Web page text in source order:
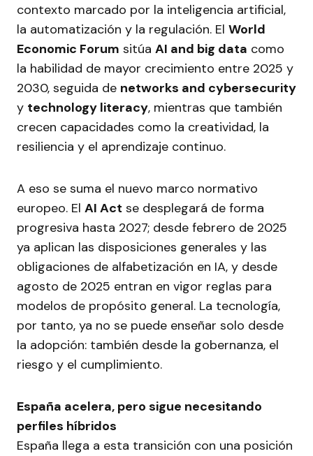
contexto marcado por la inteligencia artificial,
la automatización y la regulación. El World
Economic Forum sitúa AI and big data como
la habilidad de mayor crecimiento entre 2025 y
2030, seguida de networks and cybersecurity
y technology literacy, mientras que también
crecen capacidades como la creatividad, la
resiliencia y el aprendizaje continuo.
A eso se suma el nuevo marco normativo
europeo. El AI Act se desplegará de forma
progresiva hasta 2027; desde febrero de 2025
ya aplican las disposiciones generales y las
obligaciones de alfabetización en IA, y desde
agosto de 2025 entran en vigor reglas para
modelos de propósito general. La tecnología,
por tanto, ya no se puede enseñar solo desde
la adopción: también desde la gobernanza, el
riesgo y el cumplimiento.
España acelera, pero sigue necesitando
perfiles híbridos
España llega a esta transición con una posición